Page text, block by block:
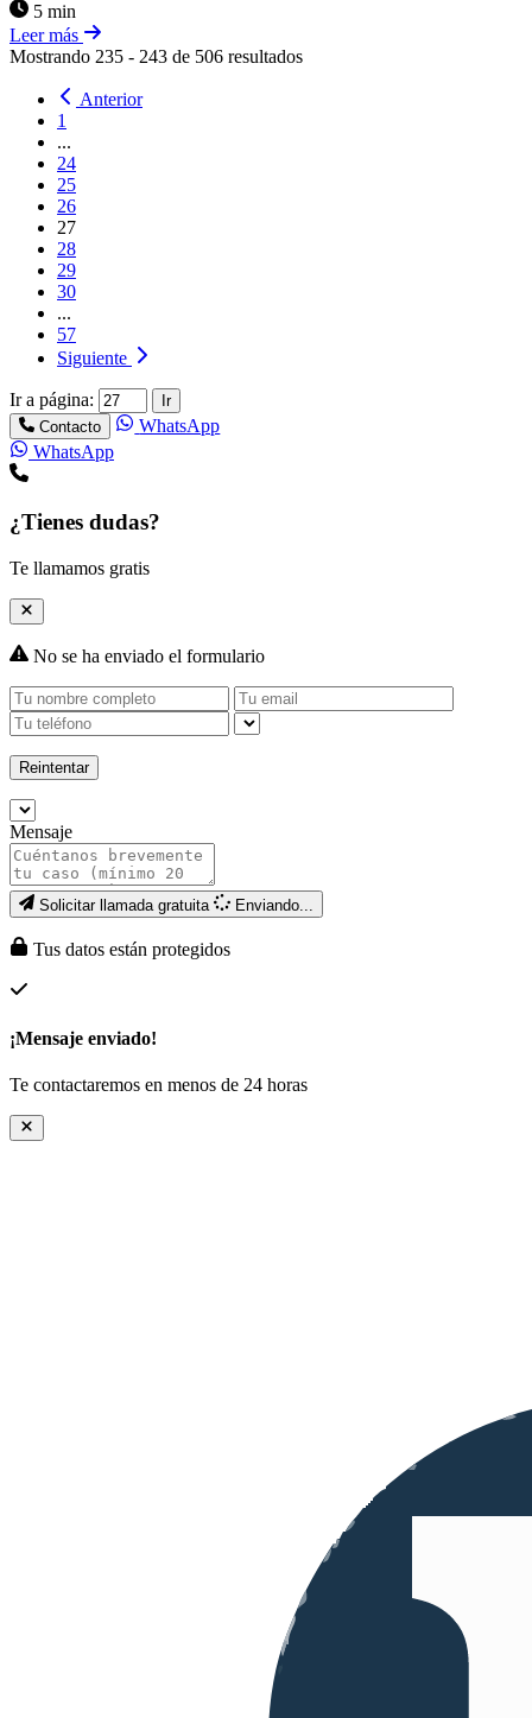
5 min
Leer más
Mostrando 235 - 243 de 506 resultados
Anterior
1
...
24
25
26
27
28
29
30
...
57
Siguiente
Ir a página:
Ir
Contacto
WhatsApp
WhatsApp
¿Tienes dudas?
Te llamamos gratis
No se ha enviado el formulario
Reintentar
Mensaje
Solicitar llamada gratuita Enviando...
Tus datos están protegidos
¡Mensaje enviado!
Te contactaremos en menos de 24 horas